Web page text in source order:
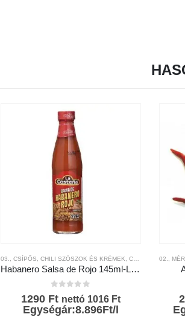
,CHILI TERMÉKEK,CSÍPŐSSÉGI-SKÁLA MÁRKÁK,
03., CSÍPŐS CHILI SZÓSZOK ÉS KRÉMEK CHILI TERMÉKEK ,
Habanero Salsa de Rojo 145ml-La Costeña
az 5-ből
1290 Ft nettó 1016 Ft
Egységár:8.896Ft/l
02.,